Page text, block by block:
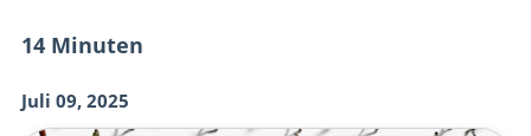
14 Minuten
Juli 09, 2025